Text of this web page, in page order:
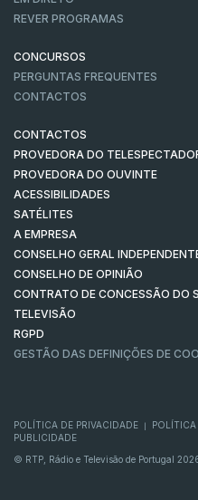
REVER PROGRAMAS
CONCURSOS
PERGUNTAS FREQUENTES
CONTACTOS
CONTACTOS
PROVEDORA DO
PROVEDORA DO OUVINTE
ACESSIBILIDADES
SATÉLITES
A EMPRESA
CONSELHO GERAL
CONSELHO DE OPINIÃO
CONTRATO DE CONCESSÃO DO
TELEVISÃO
RGPD
GESTÃO DAS DEFINIÇÕES DE
POLÍTICA DE PRIVACIDADE
PUBLICIDADE
© RTP, Rádio e Televisão de Portugal